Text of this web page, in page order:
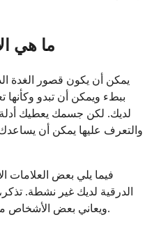
ما هي
يمكن أن يكون قصور الغدة
ببطء ويمكن أن تبدو وكأنها
والتعرف عليها يمكن أن
فيما يلي بعض العلامات
الدرقية لديك غير نشطة.
ويعاني بعض الأشخاص من أعراض قليلة جدًا، خاصة في البداية.